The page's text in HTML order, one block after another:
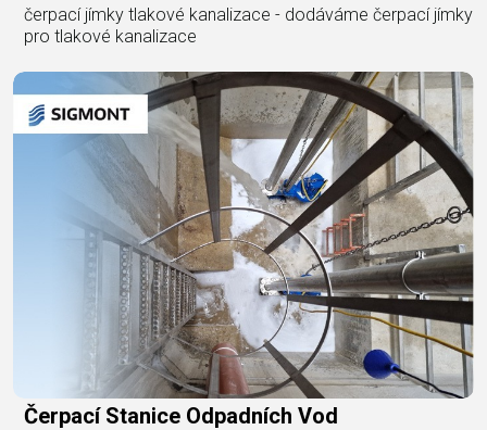
čerpací jímky tlakové kanalizace - dodáváme čerpací jímky
pro tlakové kanalizace
Čerpací Stanice Odpadních Vod